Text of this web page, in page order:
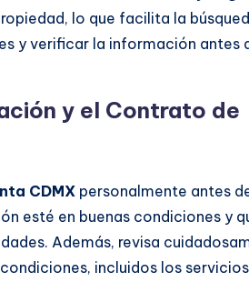
lo que facilita la
y verificar la información antes
y el Contrato de
CDMX personalmente antes
esté en buenas condiciones y
Además, revisa
incluidos los servicios